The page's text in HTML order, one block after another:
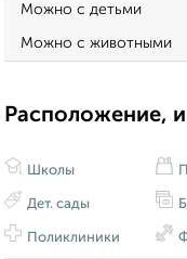
Можно с детьми
Можно с животными
Расположение,
Школы
Дет. сады
Поликлиники